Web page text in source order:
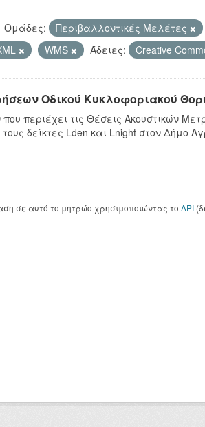
Ομάδες: Περιβαλλοντικές Μελέτες
WMS Άδειες: Creative
Οδικού Κυκλοφοριακού
περιέχει τις Θέσεις Ακουστικών
δείκτες Lden και Lnight στον Δήμο
σε αυτό το μητρώο χρησιμοποιώντας το API